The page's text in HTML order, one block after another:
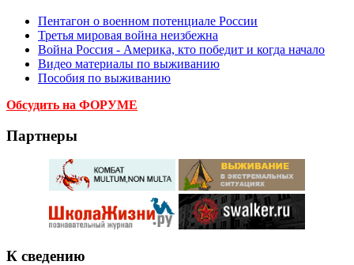
Пентагон о военном потенциале России
Третья мировая война неизбежна
Война Россия - Америка, кто победит и когда начало
Видео материалы по выживанию
Пособия по выживанию
Обсудить на ФОРУМЕ
Партнеры
К сведению